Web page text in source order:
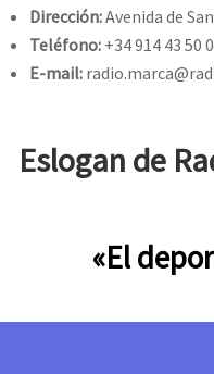
Dirección:Avenida de
Teléfono: +34 914 43 50
E-mail:
Eslogan de
«El